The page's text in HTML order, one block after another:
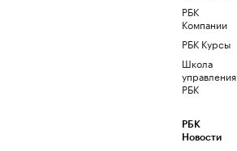
РБК
Компании
РБК Курсы
Школа
управления
РБК
РБК
Новости